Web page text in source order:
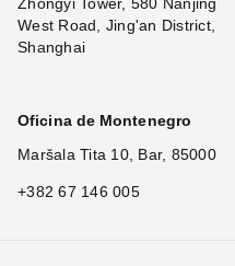
West Road, Jing'an District,
Shanghai
Oficina de Montenegro
Maršala Tita 10, Bar, 85000
+382 67 146 005